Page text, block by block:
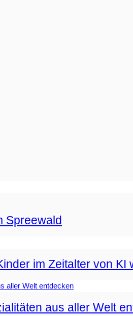
Spreewald
im Zeitalter von KI
aus aller Welt